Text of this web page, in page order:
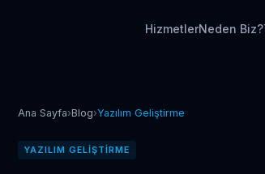
HizmetlerNeden Biz?
Ana Sayfa›Blog›Yazılım Geliştirme
YAZILIM GELIŞTIRME